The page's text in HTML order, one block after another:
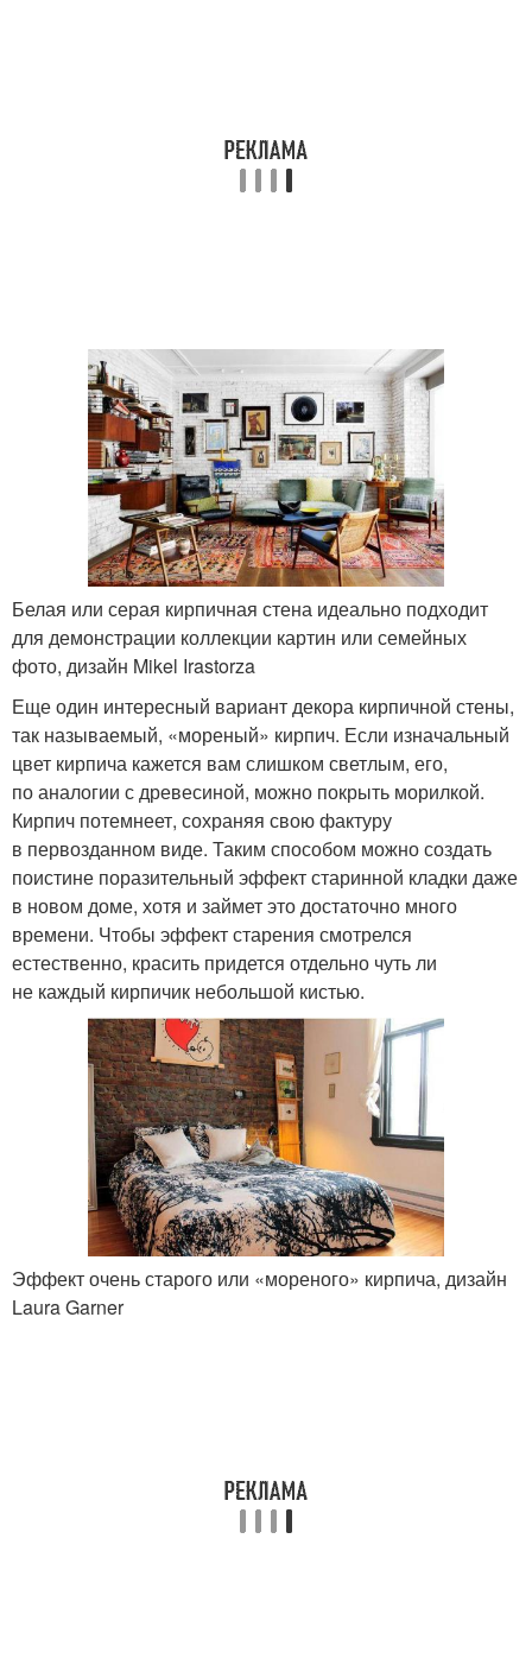
Белая или серая кирпичная стена идеально подходит
для демонстрации коллекции картин или семейных
фото, дизайн Mikel Irastorza
Еще один интересный вариант декора кирпичной стены,
так называемый, «мореный» кирпич. Если изначальный
цвет кирпича кажется вам слишком светлым, его,
по аналогии с древесиной, можно покрыть морилкой.
Кирпич потемнеет, сохраняя свою фактуру
в первозданном виде. Таким способом можно создать
поистине поразительный эффект старинной кладки даже
в новом доме, хотя и займет это достаточно много
времени. Чтобы эффект старения смотрелся
естественно, красить придется отдельно чуть ли
не каждый кирпичик небольшой кистью.
Эффект очень старого или «мореного» кирпича, дизайн
Laura Garner